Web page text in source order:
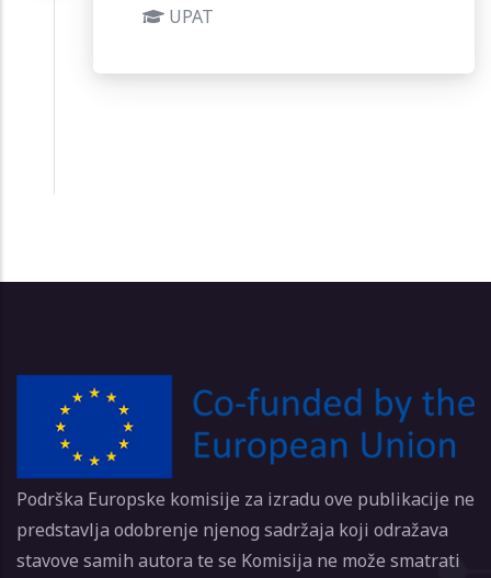
UPAT
Podrška Europske komisije za izradu ove publikacije ne
predstavlja odobrenje njenog sadržaja koji odražava
stavove samih autora te se Komisija ne može smatrati